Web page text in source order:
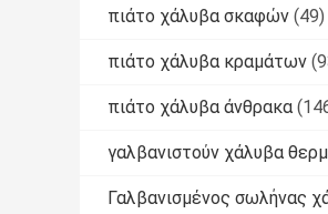
πιάτο χάλυβα σκαφών (49)
πιάτο χάλυβα κραμάτων
πιάτο χάλυβα άνθρακα
γαλβανιστούν χάλυβα
Γαλβανισμένος σωλήνας